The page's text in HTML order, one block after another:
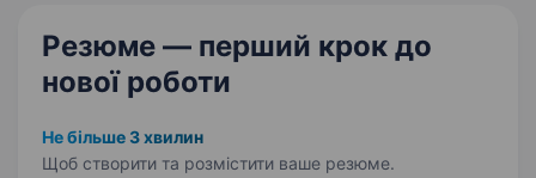
Резюме — перший крок до
нової роботи
Не більше 3 хвилин
Щоб створити та розмістити ваше резюме.